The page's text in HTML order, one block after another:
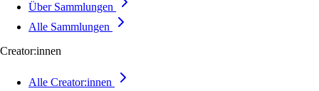
Über Sammlungen
Alle Sammlungen
Creator:innen
Alle Creator:innen